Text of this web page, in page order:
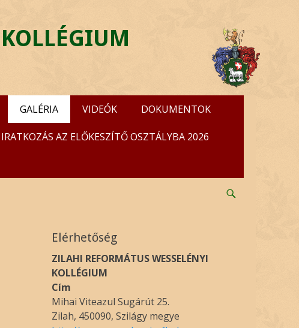
GALÉRIA VIDEÓK DOKUMENTOK
IRATKOZÁS AZ ELŐKESZÍTŐ OSZTÁLYBA 2026
Elérhetőség
ZILAHI REFORMÁTUS WESSELÉNYI
KOLLÉGIUM
Cím
Mihai Viteazul Sugárút 25.
Zilah, 450090, Szilágy megye